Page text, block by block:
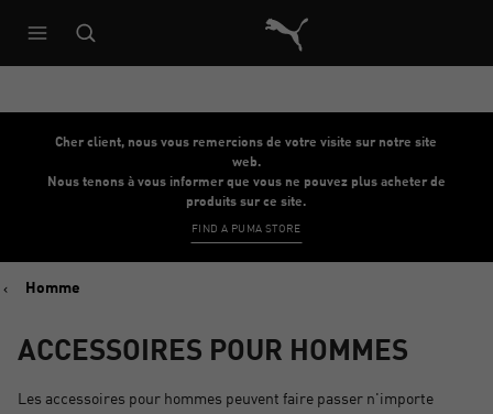
Architecture de référence du
Cher client, nous vous remercions de votre visite sur notre site
web.
Nous tenons à vous informer que vous ne pouvez plus acheter de
produits sur ce site.
FIND A PUMA STORE
Homme
ACCESSOIRES POUR HOMMES
Les accessoires pour hommes peuvent faire passer n'importe